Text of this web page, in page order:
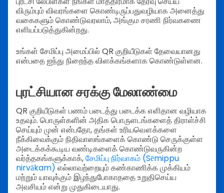
விரும்பும் விவரங்களை கொண்டிருப்பதுவழியாக அனைத்து
வகைகளும் கொண்டுவரலாம், அங்கும சரணி நிர்வகணை
எளியப்படுத்துகின்றது.
உங்கள் சேமிப்பு அமைப்பில் QR குறியீடுகள் தேவையானது
என்பதை ஐந்து நிறைந்த விளக்கங்களாக கொண்டுள்ளன.
புரட்சியான சரக்கு மேலாண்மை
QR குறியீடுகள் பணம் படைத்து படைக்க எளிதான வழியாக
உதவும். பொருள்களின் அதிக பொருளடங்களைத் திராள்ச்சி
செய்யும் முன் என்பதோ, தங்கள் உரியவௌக்களை
நீக்கிவைக்கும் நிதிவாஸங்களைக் கொண்டு செருக்குள்ள
அடைக்கக்கூடிய வண்டிகளைக் கொண்டுவருகின்ற
வர்த்தகங்களுக்காக்,சேமிப்பு நிர்வாகம் (Sēmippu
nirvākam) எல்லாவற்றையும் கண்காணிக்க முக்கியம்
மற்றும் யாவுக்கும் இழந்துபோகாததை உறுதிசெய்ய
அவசியம் என்று முதுகிடையாது.